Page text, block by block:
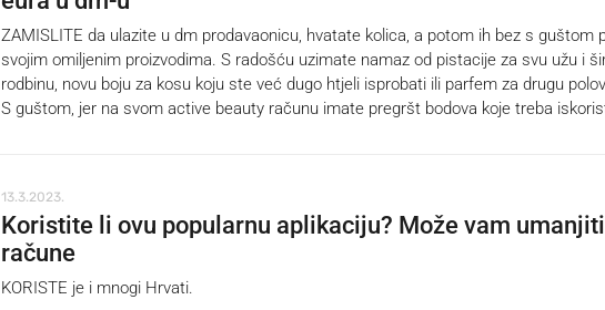
ZAMISLITE da ulazite u dm prodavaonicu, hvatate kolica, a potom ih bez s guštom
svojim omiljenim proizvodima. S radošću uzimate namaz od pistacije za svu užu i
rodbinu, novu boju za kosu koju ste već dugo htjeli isprobati ili parfem za drugu
S guštom, jer na svom active beauty računu imate pregršt bodova koje treba
13.3.2023.
Koristite li ovu popularnu aplikaciju? Može vam umanjiti
račune
KORISTE je i mnogi Hrvati.